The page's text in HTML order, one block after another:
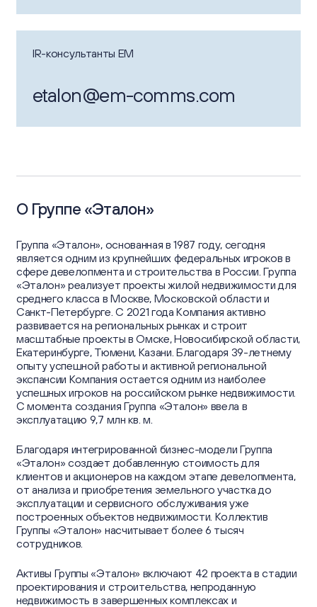
IR-консультанты EM
etalon@em-comms.com
О Группе «Эталон»
Группа «Эталон», основанная в 1987 году, сегодня
является одним из крупнейших федеральных игроков в
сфере девелопмента и строительства в России. Группа
«Эталон» реализует проекты жилой недвижимости для
среднего класса в Москве, Московской области и
Санкт-Петербурге. С 2021 года Компания активно
развивается на региональных рынках и строит
масштабные проекты в Омске, Новосибирской области,
Екатеринбурге, Тюмени, Казани. Благодаря 39-летнему
опыту успешной работы и активной региональной
экспансии Компания остается одним из наиболее
успешных игроков на российском рынке недвижимости.
С момента создания Группа «Эталон» ввела в
эксплуатацию 9,7 млн кв. м.
Благодаря интегрированной бизнес-модели Группа
«Эталон» создает добавленную стоимость для
клиентов и акционеров на каждом этапе девелопмента,
от анализа и приобретения земельного участка до
эксплуатации и сервисного обслуживания уже
построенных объектов недвижимости. Коллектив
Группы «Эталон» насчитывает более 6 тысяч
сотрудников.
Активы Группы «Эталон» включают 42 проекта в стадии
проектирования и строительства, непроданную
недвижимость в завершенных комплексах и